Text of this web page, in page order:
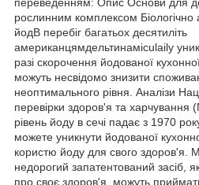
переведенням: Опис Основи для
рослинним комплексом Біологічно
йодВ перебіг багатьох десятиліть
американцямдельтинамiculaily
разі скорочення йодованої
можуть несвідомо знизити
неоптимального рівня. Аналізи
перевірки здоров'я та харчування
рівень йоду в сечі падає з 1970
можете уникнути йодованої
користю йоду для свого здоров'я.
недорогий запатентований засіб,
про своє здоров'я, можуть